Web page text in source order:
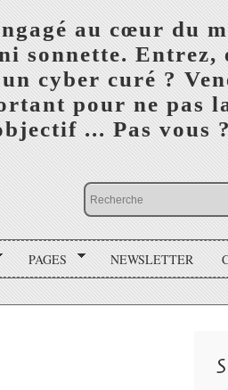
au cœur du
sonnette. Entrez,
cyber curé ?
pour ne pas
... Pas vous ?
PAGES NEWSLETTER